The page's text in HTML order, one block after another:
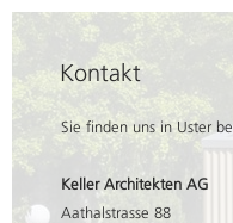
Kontakt
Sie finden uns in Uster
Keller Architekten AG
Aathalstrasse 88